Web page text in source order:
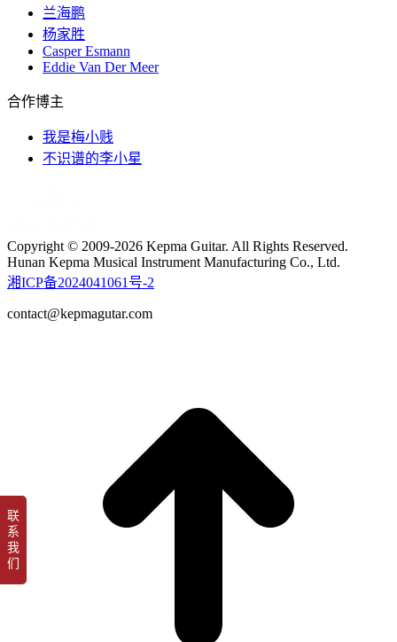
兰海鹏
杨家胜
Casper Esmann
Eddie Van Der Meer
合作博主
我是梅小贱
不识谱的李小星
Copyright © 2009-2026 Kepma Guitar. All Rights Reserved.
Hunan Kepma Musical Instrument Manufacturing Co., Ltd.
湘ICP备2024041061号-2
contact@kepmagutar.com
联
系
我
们